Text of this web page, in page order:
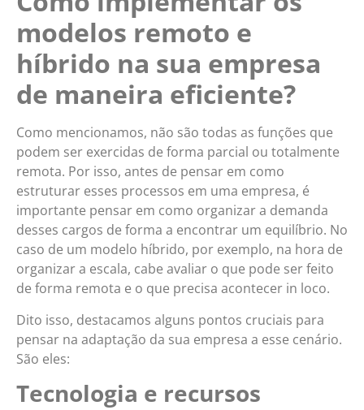
modelos remoto e
híbrido na sua empresa
de maneira eficiente?
Como mencionamos, não são todas as funções que
podem ser exercidas de forma parcial ou totalmente
remota. Por isso, antes de pensar em como
estruturar esses processos em uma empresa, é
importante pensar em como organizar a demanda
desses cargos de forma a encontrar um equilíbrio. No
caso de um modelo híbrido, por exemplo, na hora de
organizar a escala, cabe avaliar o que pode ser feito
de forma remota e o que precisa acontecer in loco.
Dito isso, destacamos alguns pontos cruciais para
pensar na adaptação da sua empresa a esse cenário.
São eles:
Tecnologia e recursos